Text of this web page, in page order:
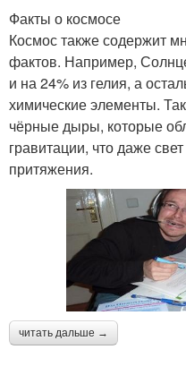
Факты о космосе
Космос также содержит
фактов. Например,
и на 24% из гелия, а
химические элементы.
чёрные дыры, которые
гравитации, что даже
притяжения.
читать дальше →